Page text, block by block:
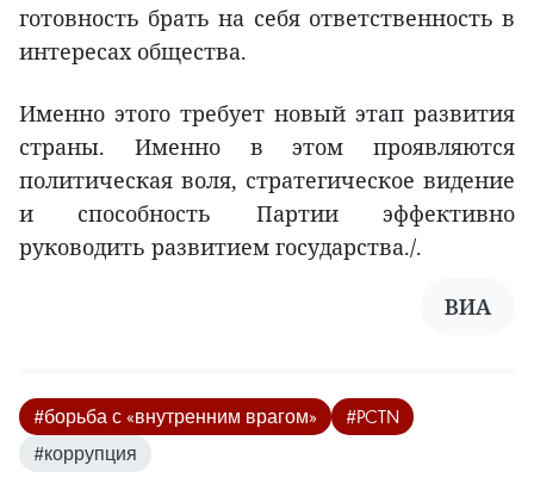
готовность брать на себя ответственность в
интересах общества.
Именно этого требует новый этап развития
страны. Именно в этом проявляются
политическая воля, стратегическое видение
и способность Партии эффективно
руководить развитием государства./.
ВИА
#борьба с «внутренним врагом»
#PCTN
#коррупция